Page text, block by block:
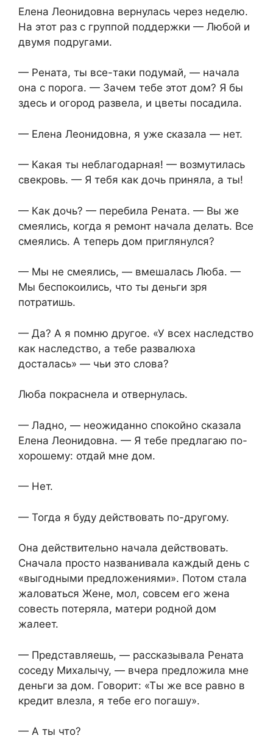
Елена Леонидовна вернулась через неделю.
На этот раз с группой поддержки — Любой и
двумя подругами.
— Рената, ты все-таки подумай, — начала
она с порога. — Зачем тебе этот дом? Я бы
здесь и огород развела, и цветы посадила.
— Елена Леонидовна, я уже сказала — нет.
— Какая ты неблагодарная! — возмутилась
свекровь. — Я тебя как дочь приняла, а ты!
— Как дочь? — перебила Рената. — Вы же
смеялись, когда я ремонт начала делать. Все
смеялись. А теперь дом приглянулся?
— Мы не смеялись, — вмешалась Люба. —
Мы беспокоились, что ты деньги зря
потратишь.
— Да? А я помню другое. «У всех наследство
как наследство, а тебе развалюха
досталась» — чьи это слова?
Люба покраснела и отвернулась.
— Ладно, — неожиданно спокойно сказала
Елена Леонидовна. — Я тебе предлагаю по-
хорошему: отдай мне дом.
— Нет.
— Тогда я буду действовать по-другому.
Она действительно начала действовать.
Сначала просто названивала каждый день с
«выгодными предложениями». Потом стала
жаловаться Жене, мол, совсем его жена
совесть потеряла, матери родной дом
жалеет.
— Представляешь, — рассказывала Рената
соседу Михалычу, — вчера предложила мне
деньги за дом. Говорит: «Ты же все равно в
кредит влезла, я тебе его погашу».
— А ты что?